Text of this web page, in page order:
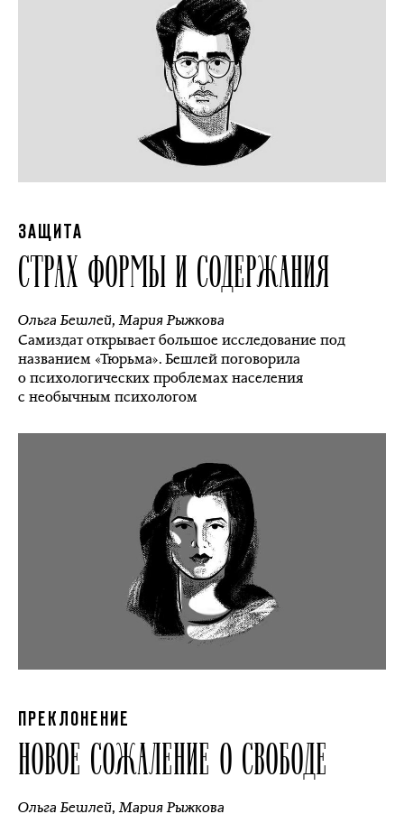
ЗАЩИТА
СТРАХ ФОРМЫ И СОДЕРЖАНИЯ
Ольга Бешлей,Мария Рыжкова
Самиздат открывает большое исследование под
названием «Тюрьма». Бешлей поговорила
о психологических проблемах населения
с необычным психологом
ПРЕКЛОНЕНИЕ
НОВОЕ СОЖАЛЕНИЕ О СВОБОДЕ
Ольга Бешлей,Мария Рыжкова